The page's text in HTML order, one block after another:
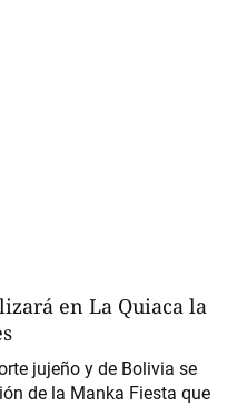
en La Quiaca la
jujeño y de Bolivia se
de la Manka Fiesta que